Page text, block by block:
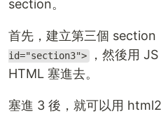
section。
首先，建立第三個 section
id="section3"> ，然後用
HTML 塞進去。
塞進 3 後，就可以用